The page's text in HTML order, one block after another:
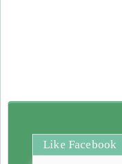
Like Facebook